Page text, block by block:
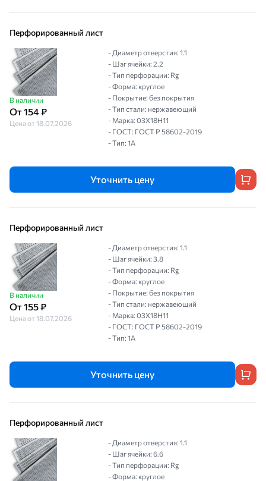
Перфорированный лист
В наличии
От 154 ₽
Цена от 18.07.2026
- Диаметр отверстия: 1.1
- Шаг ячейки: 2.2
- Тип перфорации: Rg
- Форма: круглое
- Покрытие: без покрытия
- Тип стали: нержавеющий
- Марка: 03Х18Н11
- ГОСТ: ГОСТ Р 58602-2019
- Тип: 1A
Уточнить цену
Перфорированный лист
В наличии
От 155 ₽
Цена от 18.07.2026
- Диаметр отверстия: 1.1
- Шаг ячейки: 3.8
- Тип перфорации: Rg
- Форма: круглое
- Покрытие: без покрытия
- Тип стали: нержавеющий
- Марка: 03Х18Н11
- ГОСТ: ГОСТ Р 58602-2019
- Тип: 1A
Уточнить цену
Перфорированный лист
- Диаметр отверстия: 1.1
- Шаг ячейки: 6.6
- Тип перфорации: Rg
- Форма: круглое